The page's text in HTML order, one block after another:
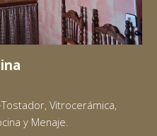
Vitrocerámica,
y Menaje.